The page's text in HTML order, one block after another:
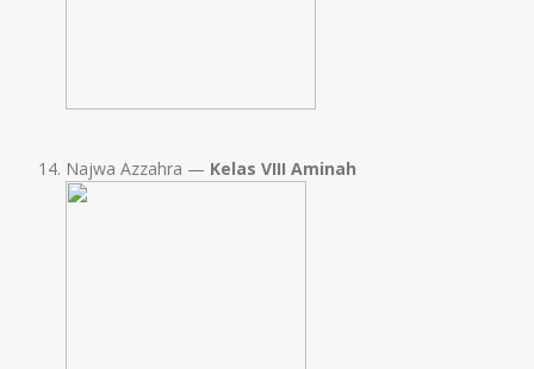
Najwa Azzahra — Kelas VIII Aminah